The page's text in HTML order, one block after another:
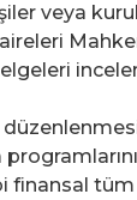
veya
finansal